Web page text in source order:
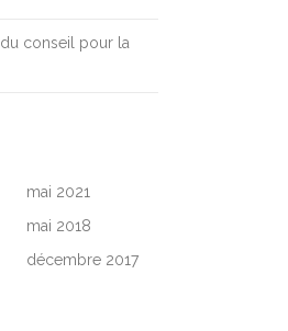
conseil pour la
mai 2021
mai 2018
décembre 2017